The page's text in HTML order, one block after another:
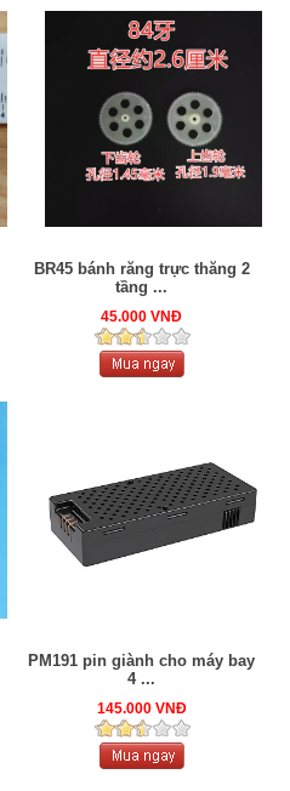
BR45 bánh răng trực thăng 2
tầng ...
45.000 VNĐ
PM191 pin giành cho máy bay
4 ...
145.000 VNĐ